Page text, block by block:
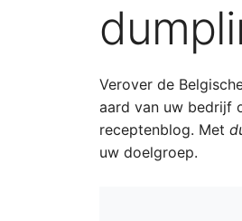
Verover de
aard van uw bedrijf
receptenblog. Met
uw doelgroep.